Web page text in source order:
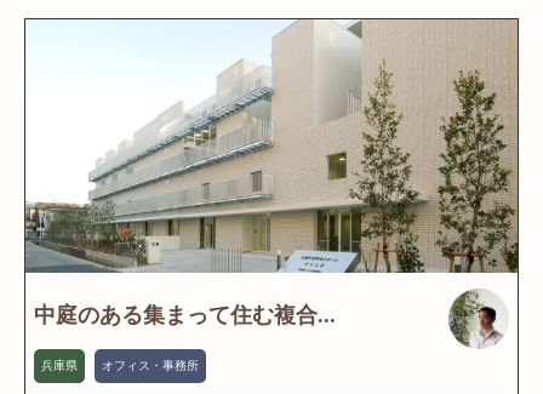
中庭のある集まって住む複合...
兵庫県 オフィス・事務所